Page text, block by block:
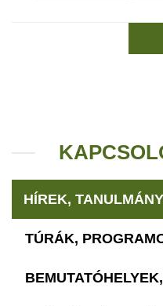
HÍREK,
TÚRÁK,